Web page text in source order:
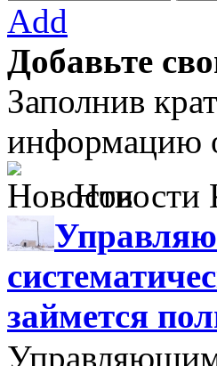
Add
Добавьте
Заполнив
информацию
Новости
займется